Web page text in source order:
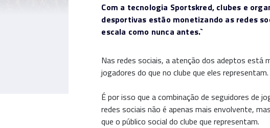
Com a tecnologia Sportskred, clubes e
desportivas estão monetizando as redes
escala como nunca antes.`
Nas redes sociais, a atenção dos adeptos está
jogadores do que no clube que eles representam.
É por isso que a combinação de seguidores de
redes sociais não é apenas mais envolvente,
que o público social do clube que representam.